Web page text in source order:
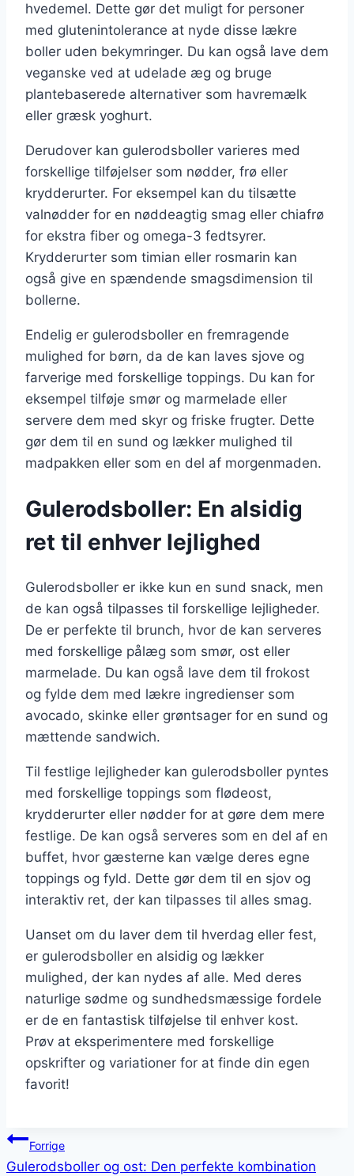
hvedemel. Dette gør det muligt for personer
med glutenintolerance at nyde disse lækre
boller uden bekymringer. Du kan også lave dem
veganske ved at udelade æg og bruge
plantebaserede alternativer som havremælk
eller græsk yoghurt.
Derudover kan gulerodsboller varieres med
forskellige tilføjelser som nødder, frø eller
krydderurter. For eksempel kan du tilsætte
valnødder for en nøddeagtig smag eller chiafrø
for ekstra fiber og omega-3 fedtsyrer.
Krydderurter som timian eller rosmarin kan
også give en spændende smagsdimension til
bollerne.
Endelig er gulerodsboller en fremragende
mulighed for børn, da de kan laves sjove og
farverige med forskellige toppings. Du kan for
eksempel tilføje smør og marmelade eller
servere dem med skyr og friske frugter. Dette
gør dem til en sund og lækker mulighed til
madpakken eller som en del af morgenmaden.
Gulerodsboller: En alsidig
ret til enhver lejlighed
Gulerodsboller er ikke kun en sund snack, men
de kan også tilpasses til forskellige lejligheder.
De er perfekte til brunch, hvor de kan serveres
med forskellige pålæg som smør, ost eller
marmelade. Du kan også lave dem til frokost
og fylde dem med lækre ingredienser som
avocado, skinke eller grøntsager for en sund og
mættende sandwich.
Til festlige lejligheder kan gulerodsboller pyntes
med forskellige toppings som flødeost,
krydderurter eller nødder for at gøre dem mere
festlige. De kan også serveres som en del af en
buffet, hvor gæsterne kan vælge deres egne
toppings og fyld. Dette gør dem til en sjov og
interaktiv ret, der kan tilpasses til alles smag.
Uanset om du laver dem til hverdag eller fest,
er gulerodsboller en alsidig og lækker
mulighed, der kan nydes af alle. Med deres
naturlige sødme og sundhedsmæssige fordele
er de en fantastisk tilføjelse til enhver kost.
Prøv at eksperimentere med forskellige
opskrifter og variationer for at finde din egen
favorit!
Indlægsnavigation
Forrige
Gulerodsboller og ost: Den perfekte kombination